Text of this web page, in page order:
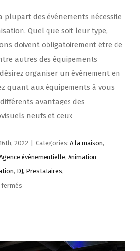
plupart des événements nécessite
Quel que soit leur type,
doivent obligatoirement être de
autres des équipements
organiser un événement en
quant aux équipements à vous
avantages des
neufs et ceux
2022 Categories: A la maison,
Agence événementielle, Animation
, DJ, Prestataires,
fermés
pour